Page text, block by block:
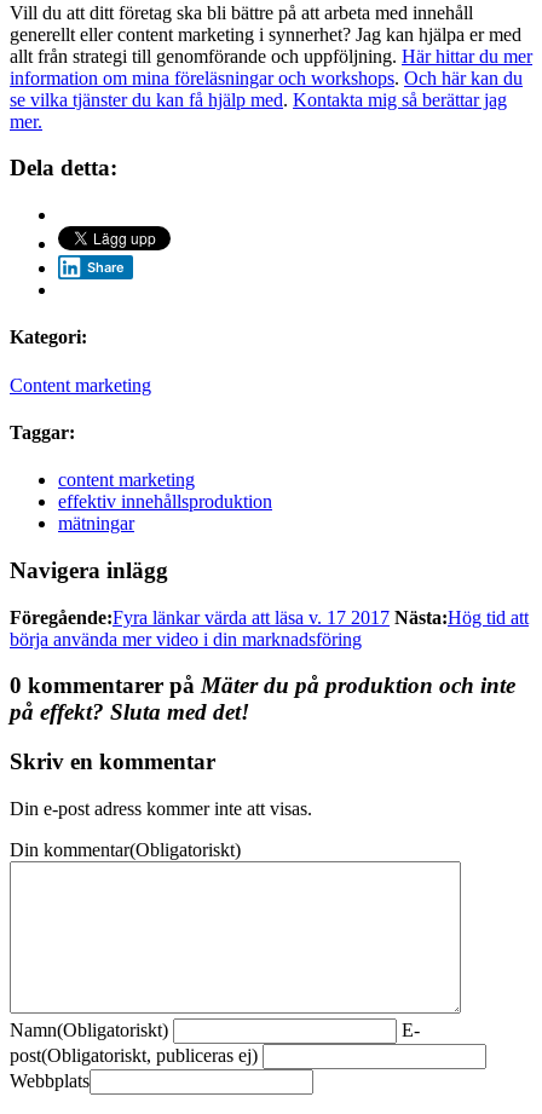
Vill du att ditt företag ska bli bättre på att arbeta med innehåll
generellt eller content marketing i synnerhet? Jag kan hjälpa er med
allt från strategi till genomförande och uppföljning. Här hittar du mer
information om mina föreläsningar och workshops. Och här kan du
se vilka tjänster du kan få hjälp med. Kontakta mig så berättar jag
mer.
Dela detta:
Share
Kategori:
Content marketing
Taggar:
content marketing
effektiv innehållsproduktion
mätningar
Navigera inlägg
Föregående:Fyra länkar värda att läsa v. 17 2017 Nästa:Hög tid att
börja använda mer video i din marknadsföring
0 kommentarer påMäter du på produktion och inte
på effekt? Sluta med det!
Skriv en kommentar
Din e-post adress kommer inte att visas.
Din kommentar(Obligatoriskt)
Namn(Obligatoriskt)
E-
post(Obligatoriskt, publiceras ej)
Webbplats